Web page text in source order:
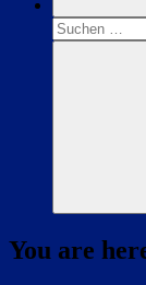
Suchen
nach:
You are